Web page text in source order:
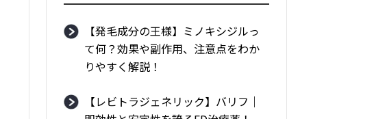
【発毛成分の王様】ミノキシジルっ
て何？効果や副作用、注意点をわか
りやすく解説！
【レビトラジェネリック】バリフ｜